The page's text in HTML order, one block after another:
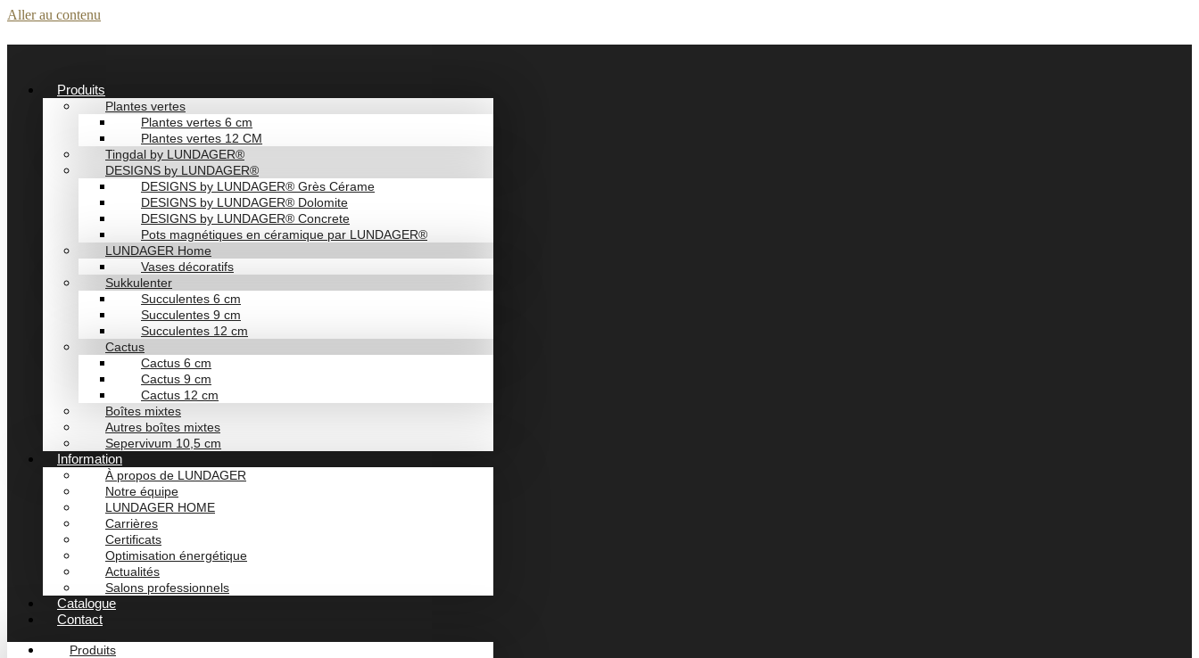
Aller au contenu
Produits
Plantes vertes
Plantes vertes 6 cm
Plantes vertes 12 CM
Tingdal by LUNDAGER®
DESIGNS by LUNDAGER®
DESIGNS by LUNDAGER® Grès Cérame
DESIGNS by LUNDAGER® Dolomite
DESIGNS by LUNDAGER® Concrete
Pots magnétiques en céramique par LUNDAGER®
LUNDAGER Home
Vases décoratifs
Sukkulenter
Succulentes 6 cm
Succulentes 9 cm
Succulentes 12 cm
Cactus
Cactus 6 cm
Cactus 9 cm
Cactus 12 cm
Boîtes mixtes
Autres boîtes mixtes
Sepervivum 10,5 cm
Information
À propos de LUNDAGER
Notre équipe
LUNDAGER HOME
Carrières
Certificats
Optimisation énergétique
Actualités
Salons professionnels
Catalogue
Contact
Produits